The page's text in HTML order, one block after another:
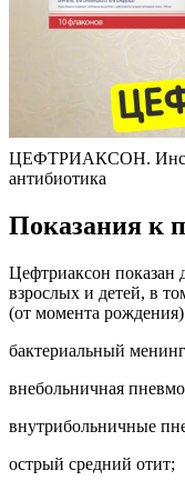
ЦЕФТРИАКСОН.
антибиотика
Показания к
Цефтриаксон
взрослых и детей, в
(от момента
бактериальный
внебольничная
внутрибольничные
острый средний отит;